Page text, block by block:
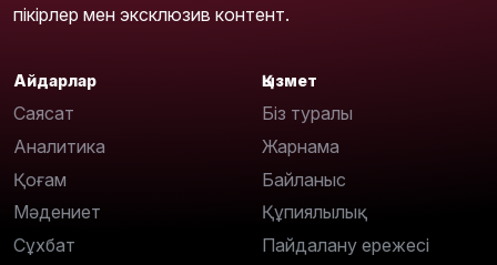
пікірлер мен эксклюзив контент.
Айдарлар
Саясат
Аналитика
Қоғам
Мәдениет
Сұхбат
Қызмет
Біз туралы
Жарнама
Байланыс
Құпиялылық
Пайдалану ережесі